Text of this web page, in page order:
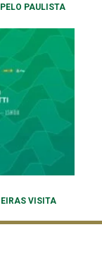
PAULISTA
VISITA